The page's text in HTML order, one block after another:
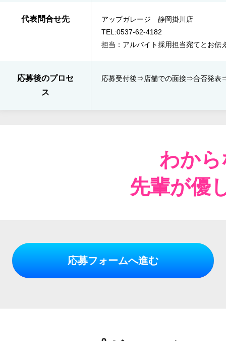
代表問合せ先
アップガレージ 静岡掛川店
TEL:0537-62-4182
担当：アルバイト採用担当宛てとお伝
応募後のプロセ
ス
応募受付後⇒​店舗での面接⇒​合否発表​
わか
先輩が優
応募フォームへ進む